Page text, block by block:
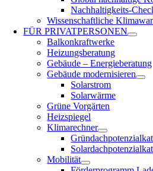
Nachhaltigkeits-
Wissenschaftliche
FÜRPRIVATPERSONEN
Balkonkraftwerke
Heizungsberatung
Gebäude – Energieberatung
Gebäude modernisieren
Solarstrom
Solarwärme
Grüne Vorgärten
Heizspiegel
Klimarechner
Mobilität